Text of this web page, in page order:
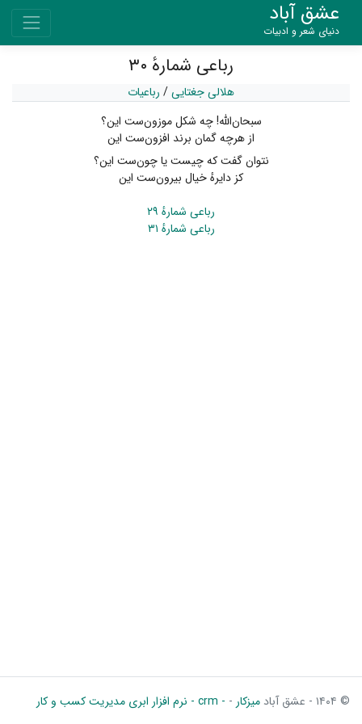
عشق آباد
دنیای شعر و ادبیات
رباعی شمارهٔ ۳۰
هلالی جغتایی/ رباعیات
سبحان‌الله! چه شکل موزون‌ست این؟
از هرچه گمان برند افزون‌ست این
نتوان گفت که چیست یا چون‌ست این؟
کز دایرهٔ خیال بیرون‌ست این
رباعی شمارهٔ ۲۹
رباعی شمارهٔ ۳۱
© ۱۴۰۴ - عشق آباد میزکار - - crm - نرم افزار ابری مدیریت کسب و کار